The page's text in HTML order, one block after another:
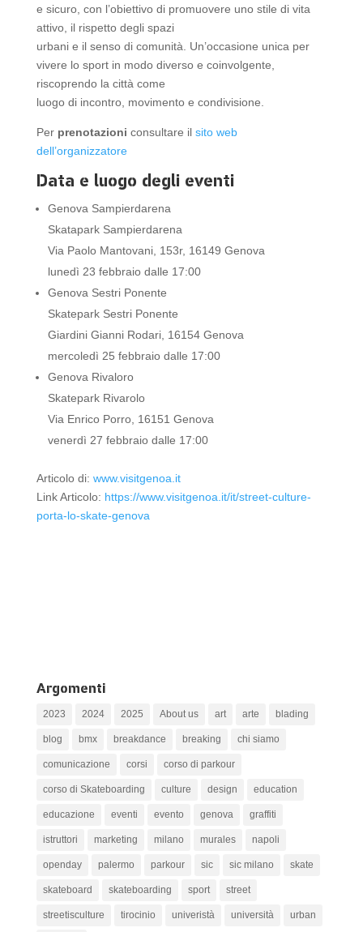
e sicuro, con l’obiettivo di promuovere uno stile di vita
attivo, il rispetto degli spazi
urbani e il senso di comunità. Un’occasione unica per
vivere lo sport in modo diverso e coinvolgente,
riscoprendo la città come
luogo di incontro, movimento e condivisione.
Per prenotazioni consultare il sito web
dell’organizzatore
Data e luogo degli eventi
Genova Sampierdarena
Skatapark Sampierdarena
Via Paolo Mantovani, 153r, 16149 Genova
lunedì 23 febbraio dalle 17:00
Genova Sestri Ponente
Skatepark Sestri Ponente
Giardini Gianni Rodari, 16154 Genova
mercoledì 25 febbraio dalle 17:00
Genova Rivaloro
Skatepark Rivarolo
Via Enrico Porro, 16151 Genova
venerdì 27 febbraio dalle 17:00
Articolo di: www.visitgenoa.it
Link Articolo: https://www.visitgenoa.it/it/street-culture-
porta-lo-skate-genova
Argomenti
2023 2024 2025 About us art arte blading
blog bmx breakdance breaking chi siamo
comunicazione corsi corso di parkour
corso di Skateboarding culture design education
educazione eventi evento genova graffiti
istruttori marketing milano murales napoli
openday palermo parkour sic sic milano skate
skateboard skateboarding sport street
streetisculture tirocinio univeristà università urban